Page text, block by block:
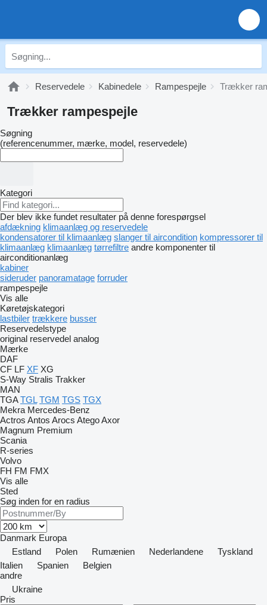
Reservedele Kabinedele Rampespejle Trækker
Trækker rampespejle
Søgning
(referencenummer, mærke, model, reservedele)
Kategori
Der blev ikke fundet resultater på denne forespørgsel
afdækning klimaanlæg og reservedele
kondensatorer til klimaanlæg slanger til aircondition kompressorer til
klimaanlæg klimaanlæg tørrefiltre andre komponenter til
airconditionanlæg
kabiner
sideruder panoramatage forruder
rampespejle
Vis alle
Køretøjskategori
lastbiler trækkere busser
Reservedelstype
original reservedel analog
Mærke
DAF
CF LF XF XG
S-Way Stralis Trakker
MAN
TGA TGL TGM TGS TGX
Mekra Mercedes-Benz
Actros Antos Arocs AtegoAxor
Magnum Premium
Scania
R-series
Volvo
FH FM FMX
Vis alle
Sted
Søg inden for en radius
Danmark Europa
Estland
Polen Rumænien Nederlandene
Tyskland
Italien
Spanien
Belgien
andre
Ukraine
Pris